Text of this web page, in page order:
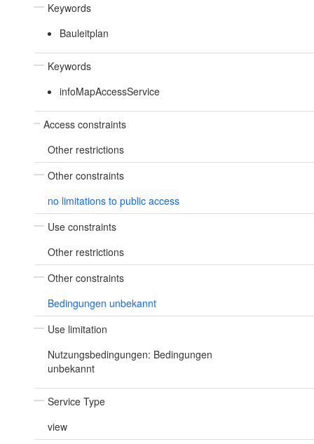
Keywords
Bauleitplan
Keywords
infoMapAccessService
Access constraints
Other restrictions
Other constraints
no limitations to public access
Use constraints
Other restrictions
Other constraints
Bedingungen unbekannt
Use limitation
Nutzungsbedingungen: Bedingungen
unbekannt
Service Type
view